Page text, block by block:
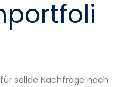
solide Nachfrage nach